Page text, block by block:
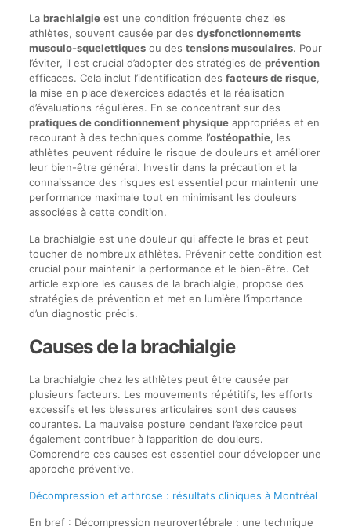
La brachialgieest une condition fréquente chez les
athlètes, souvent causée par des dysfonctionnements
musculo-squelettiquesou des tensions musculaires. Pour
l’éviter, il est crucial d’adopter des stratégies de prévention
efficaces. Cela inclut l’identification des facteurs de risque,
la mise en place d’exercices adaptés et la réalisation
d’évaluations régulières. En se concentrant sur des
pratiques de conditionnement physiqueappropriées et en
recourant à des techniques comme l’ostéopathie, les
athlètes peuvent réduire le risque de douleurs et améliorer
leur bien-être général. Investir dans la précaution et la
connaissance des risques est essentiel pour maintenir une
performance maximale tout en minimisant les douleurs
associées à cette condition.
La brachialgie est une douleur qui affecte le bras et peut
toucher de nombreux athlètes. Prévenir cette condition est
crucial pour maintenir la performance et le bien-être. Cet
article explore les causes de la brachialgie, propose des
stratégies de prévention et met en lumière l’importance
d’un diagnostic précis.
Causes de la brachialgie
La brachialgie chez les athlètes peut être causée par
plusieurs facteurs. Les mouvements répétitifs, les efforts
excessifs et les blessures articulaires sont des causes
courantes. La mauvaise posture pendant l’exercice peut
également contribuer à l’apparition de douleurs.
Comprendre ces causes est essentiel pour développer une
approche préventive.
Décompression et arthrose : résultats cliniques à Montréal
En bref : Décompression neurovertébrale : une technique